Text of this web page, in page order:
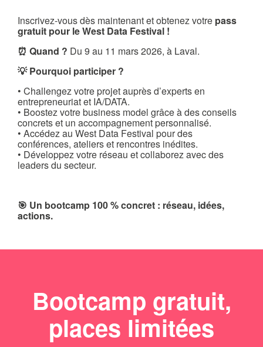
Inscrivez-vous dès maintenant et obtenez votre pass
gratuit pour le West Data Festival !
⏰ Quand ? Du 9 au 11 mars 2026, à Laval.
💡 Pourquoi participer ?
• Challengez votre projet auprès d’experts en
entrepreneuriat et IA/DATA.
• Boostez votre business model grâce à des conseils
concrets et un accompagnement personnalisé.
• Accédez au West Data Festival pour des
conférences, ateliers et rencontres inédites.
• Développez votre réseau et collaborez avec des
leaders du secteur.
🎯 Un bootcamp 100 % concret : réseau, idées,
actions.
Bootcamp gratuit,
places limitées